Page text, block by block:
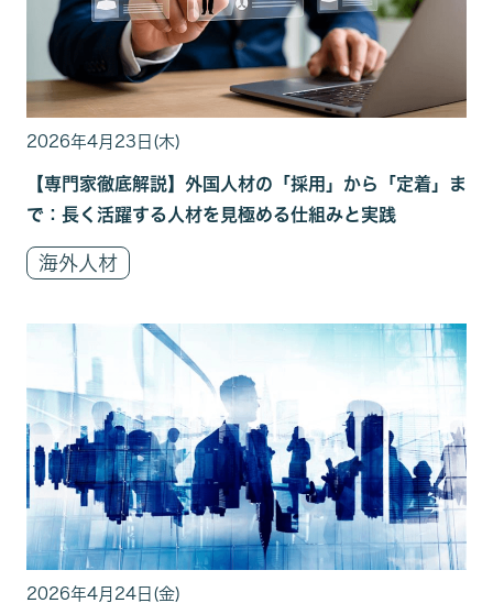
2026年4月23日(木)
【専門家徹底解説】外国人材の「採用」から「定着」ま
で：長く活躍する人材を見極める仕組みと実践
海外人材
2026年4月24日(金)